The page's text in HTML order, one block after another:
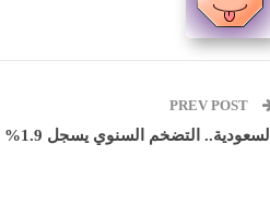
السعودية.. التضخم السنوي يسجل 1.9% في أكتوبر